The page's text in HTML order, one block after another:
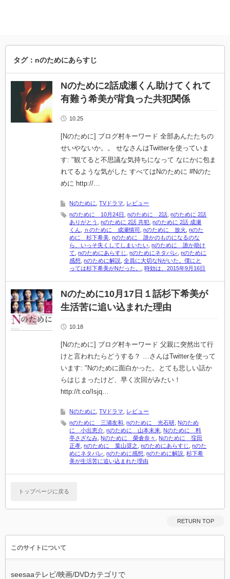
タグ：nのためにあらすじ
Nのために2話成瀬くん助けてくれて
有難う希美が背負った共犯関係
10.25
[Nのために] ブログ村キーワード 全部あんたたちの
せいやないか。。 せなさんはTwitterを使っていま
す: "観てると不思議な気持ちになって なにかに包ま
れてるような気がした すべてはNのために #Nのた
めに http://…
Nのために ,TVドラマ
レビュー
nのために 10月24日
,nのために 2話 ,nのために 2話
ありがとう
,nのために 2話 共犯 ,nのために 2話 成瀬
くん
ｎのために 成瀬慎司 ,nのために 放火 ,nのた
めに 杉下希美 ,nのために 誰かのものになるのな
ら、いっそ失くしてしまいたい ,nのために 誰か助け
て ,nのためにあらすじ ,nのためにネタバレ ,nのために
感想 ,nのために解説 ,全員に大切なNがいた。僕にと
っては杉下希美がNだった。
,時効は、2015年9月16日
Nのために10月17日１話杉下希美が
生活苦に追い込まれた理由
10.18
[Nのために] ブログ村キーワード 父親に突然出て行
けと言われたらどうする？ …さんはTwitterを使って
います: "Nのために面白かった。とても悲しい話か
らはじまったけど、早く次回がみたい！
http://t.co/Isjq…
Nのために ,TVドラマ
レビュー
nのために 三浦友和 ,nのために 光石研 Nのため
に 小出恵介 ,nのために 山本未来 Nのために 料
亭さざなみ Nのために 榮倉奈々
Nのために 窪田
正孝 ,nのために 葉山奨之 ,nのためにあらすじ ,nのた
めにネタバレ ,nのために感想 ,nのために解説 ,杉下希
美が生活苦に追い込まれた理由
トップページに戻る
RETURN TOP
このサイトについて
seesaaテレビ/映画/DVDカテゴリで